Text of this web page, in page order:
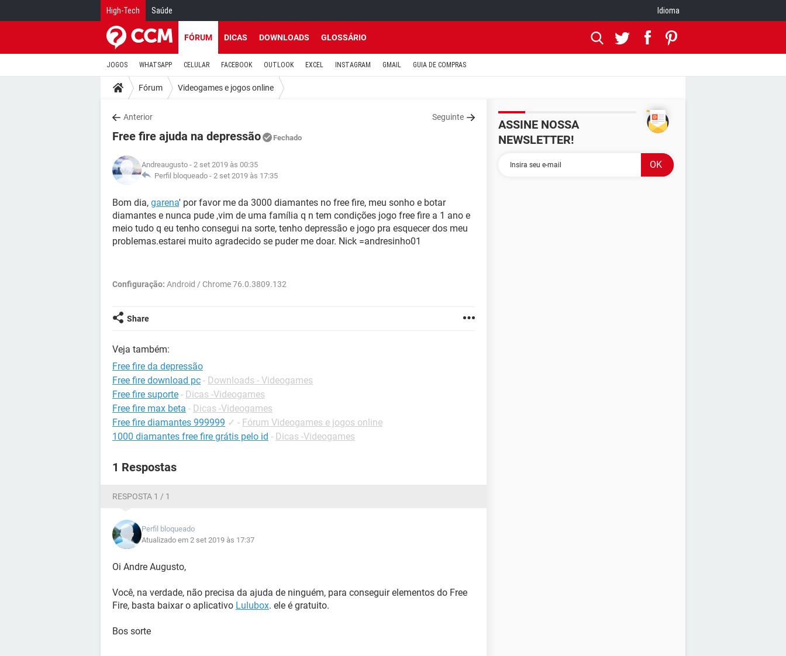
High-Tech Saúde Idioma
FÓRUM DICAS DOWNLOADS GLOSSÁRIO
JOGOS WHATSAPP CELULAR FACEBOOK OUTLOOK EXCEL INSTAGRAM GMAIL GUIA DE COMPRAS
Fórum Videogames e jogos online
Anterior Seguinte
Free fire ajuda na depressão Fechado
Andreaugusto - 2 set 2019 às 00:35
Perfil bloqueado - 2 set 2019 às 17:35
Bom dia, garena' por favor me da 3000 diamantes no free fire, meu sonho e botar
diamantes e nunca pude ,vim de uma família q n tem condições jogo free fire a 1 ano e
meio tudo q eu tenho consegui na sorte, tenho depressão e jogo pra esquecer dos meu
problemas.estarei muito agradecido se puder me doar. Nick =andresinho01
Configuração: Android / Chrome 76.0.3809.132
Share
Veja também:
Free fire da depressão
Free fire download pc - Downloads - Videogames
Free fire suporte - Dicas -Videogames
Free fire max beta - Dicas -Videogames
Free fire diamantes 999999 ✓ - Fórum Videogames e jogos online
1000 diamantes free fire grátis pelo id - Dicas -Videogames
1 Respostas
RESPOSTA 1 / 1
Perfil bloqueado
Atualizado em 2 set 2019 às 17:37
Oi Andre Augusto,
Você, na verdade, não precisa da ajuda de ninguém, para conseguir elementos do Free
Fire, basta baixar o aplicativo Lulubox. ele é gratuito.
Bos sorte
ASSINE NOSSA
NEWSLETTER!